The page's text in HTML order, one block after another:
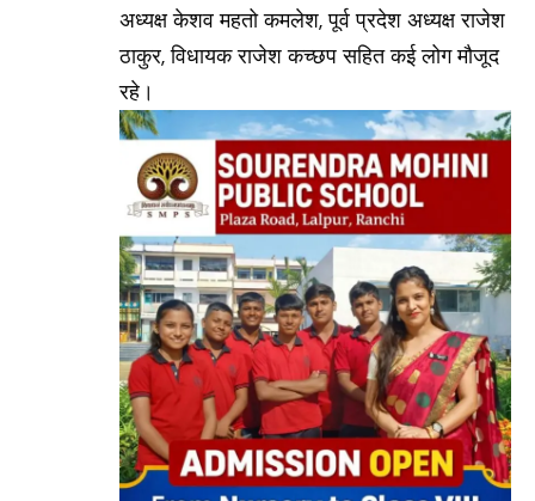
अध्यक्ष केशव महतो कमलेश, पूर्व प्रदेश अध्यक्ष राजेश
ठाकुर, विधायक राजेश कच्छप सहित कई लोग मौजूद
रहे।